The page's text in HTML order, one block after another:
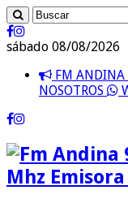
sábado 08/08/2026
FM
NOSOTROS
Mhz